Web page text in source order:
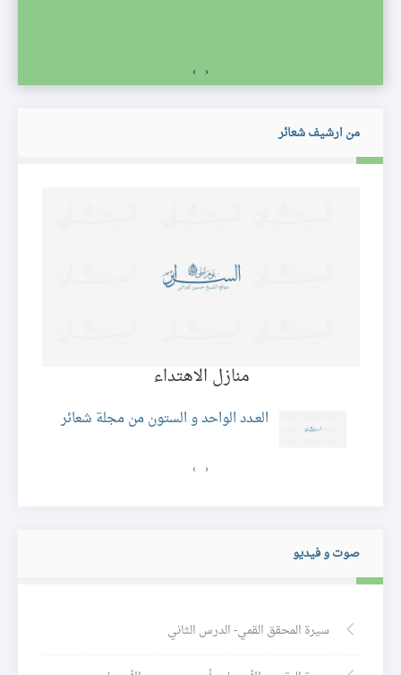
‹
›
من ارشيف شعائر
منازل الاهتداء
العـدد الواحد و الستون من مجلة شعائر
‹
›
صوت و فيديو
سيرة المحقق القمي- الدرس الثاني